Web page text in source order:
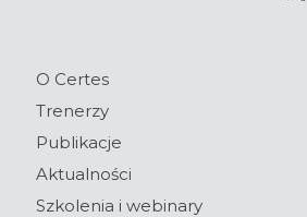
O Certes
Trenerzy
Publikacje
Aktualności
Szkolenia i webinary